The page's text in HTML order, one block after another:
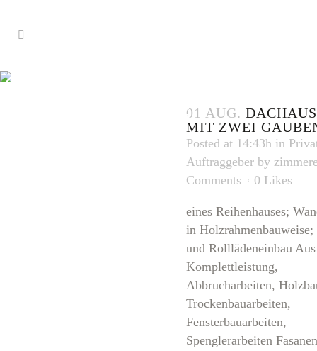
TAG01 AUG.
MIT ZWEI
Posted at 14:43h in
Auftraggeber by
Comments
0 Likes
eines Reihenhauses;
in Holzrahmenbauweise;
und Rolllädeneinbau
Komplettleistung,
Abbrucharbeiten,
Trockenbauarbeiten,
Fensterbauarbeiten,
Spenglerarbeiten